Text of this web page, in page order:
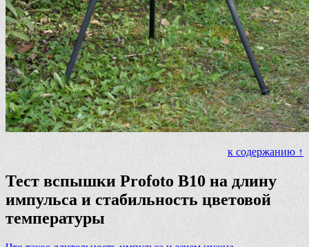
к содержанию ↑
Тест вспышки Profoto B10 на длину
импульса и стабильность цветовой
температуры